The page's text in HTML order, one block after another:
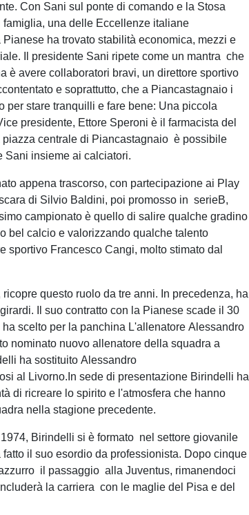
Con Sani sul ponte di comando e la Stosa
famiglia, una delle Eccellenze italiane
Pianese ha trovato stabilità economica, mezzi e
Il presidente Sani ripete come un mantra che
è avere collaboratori bravi, un direttore sportivo
e soprattutto, che a Piancastagnaio i
per stare tranquilli e fare bene: Una piccola
presidente, Ettore Speroni è il farmacista del
piazza centrale di Piancastagnaio è possibile
Sani insieme ai calciatori.
appena trascorso, con partecipazione ai Play
di Silvio Baldini, poi promosso in serieB,
campionato è quello di salire qualche gradino
bel calcio e valorizzando qualche talento
sportivo Francesco Cangi, molto stimato dal
questo ruolo da tre anni. In precedenza, ha
Il suo contratto con la Pianese scade il 30
scelto per la panchina L'allenatore Alessandro
nominato nuovo allenatore della squadra a
ha sostituito Alessandro
al Livorno.In sede di presentazione Birindelli ha
di ricreare lo spirito e l'atmosfera che hanno
nella stagione precedente.
Birindelli si è formato nel settore giovanile
fatto il suo esordio da professionista. Dopo cinque
il passaggio alla Juventus, rimanendoci
la carriera con le maglie del Pisa e del